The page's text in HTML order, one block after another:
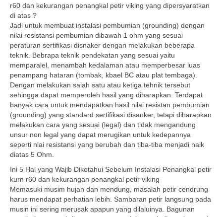
r60 dan kekurangan penangkal petir viking yang dipersyaratkan
di atas ?
Jadi untuk membuat instalasi pembumian (grounding) dengan
nilai resistansi pembumian dibawah 1 ohm yang sesuai
peraturan sertifikasi disnaker dengan melakukan beberapa
teknik. Bebrapa teknik pendekatan yang sesuai yaitu
memparalel, menambah kedalaman atau memperbesar luas
penampang hataran (tombak, kbael BC atau plat tembaga).
Dengan melakukan salah satu atau ketiga tehnik tersebut
sehingga dapat memperoleh hasil yang diharapkan. Terdapat
banyak cara untuk mendapatkan hasil nilai resistan pembumian
(grounding) yang standard sertifikasi disanker, tetapi diharapkan
melakukan cara yang sesuai (legal) dan tidak mengandung
unsur non legal yang dapat merugikan untuk kedepannya
seperti nlai resistansi yang berubah dan tiba-tiba menjadi naik
diatas 5 Ohm.
Ini 5 Hal yang Wajib Diketahui Sebelum Instalasi Penangkal petir
kurn r60 dan kekurangan penangkal petir viking
Memasuki musim hujan dan mendung, masalah petir cendrung
harus mendapat perhatian lebih. Sambaran petir langsung pada
musin ini sering merusak apapun yang dilaluinya. Bagunan